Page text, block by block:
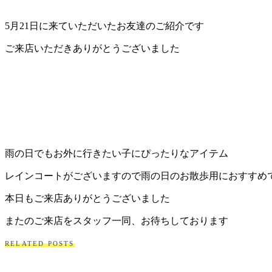
（福
早
店
／
福
津
5月21日に来ていただいたお友達のご紹介です
ご来店いただきありがとうございました
雨の日でもお外に行きたい子にぴったりなアイテム
レインコートがございますので雨の日のお散歩用におすすめ
本日もご来店ありがとうございました
またのご来店をスタッフ一同、お待ちしております
RELATED POSTS